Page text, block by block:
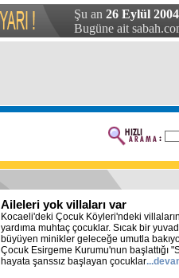
Şu an 26 Eylül
Bugüne ait
Aileleri yok villaları var
Kocaeli'deki Çocuk Köyleri'ndeki
yardıma muhtaç çocuklar. Sıcak bir
büyüyen minikler geleceğe umutla
Çocuk Esirgeme Kurumu'nun başlattığı
hayata şanssız başlayan çocuklar